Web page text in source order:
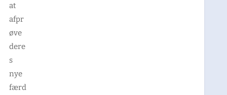
at
afpr
øve
dere
s
nye
færd